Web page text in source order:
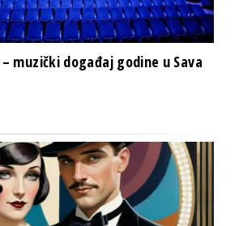
muzički događaj godine u Sava